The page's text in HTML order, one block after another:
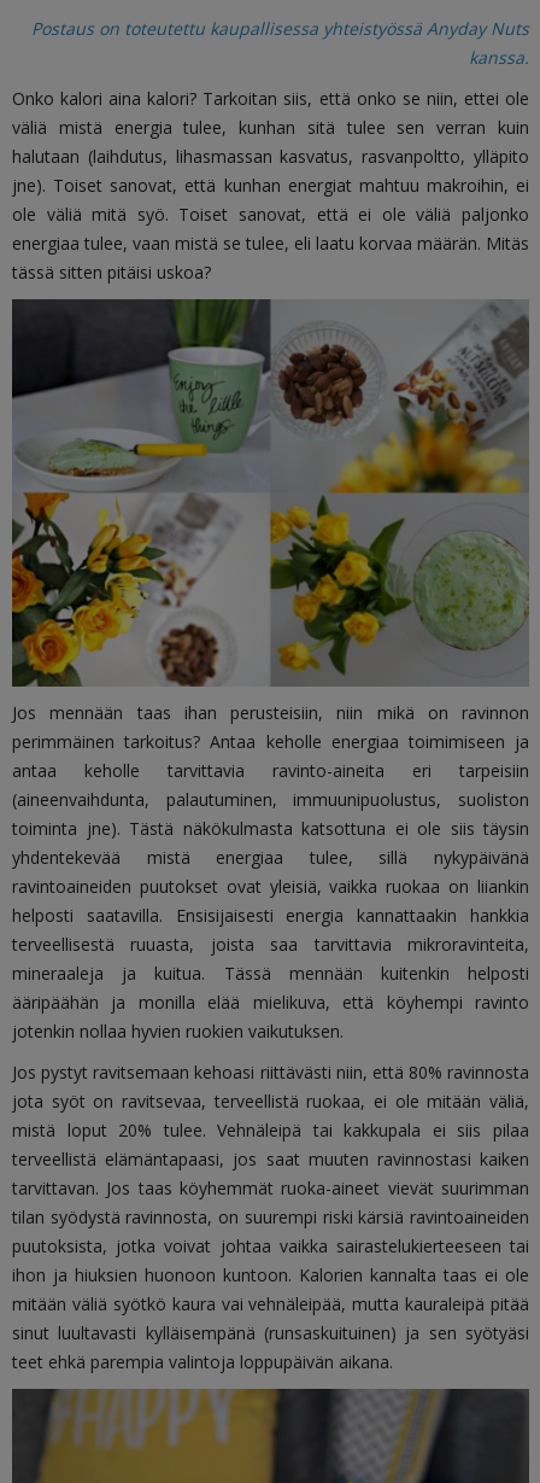
Postaus on toteutettu kaupallisessa yhteistyössä Anyday Nuts
kanssa.
Onko kalori aina kalori? Tarkoitan siis, että onko se niin, ettei ole
väliä mistä energia tulee, kunhan sitä tulee sen verran kuin
halutaan (laihdutus, lihasmassan kasvatus, rasvanpoltto, ylläpito
jne). Toiset sanovat, että kunhan energiat mahtuu makroihin, ei
ole väliä mitä syö. Toiset sanovat, että ei ole väliä paljonko
energiaa tulee, vaan mistä se tulee, eli laatu korvaa määrän. Mitäs
tässä sitten pitäisi uskoa?
Jos mennään taas ihan perusteisiin, niin mikä on ravinnon
perimmäinen tarkoitus? Antaa keholle energiaa toimimiseen ja
antaa keholle tarvittavia ravinto-aineita eri tarpeisiin
(aineenvaihdunta, palautuminen, immuunipuolustus, suoliston
toiminta jne). Tästä näkökulmasta katsottuna ei ole siis täysin
yhdentekevää mistä energiaa tulee, sillä nykypäivänä
ravintoaineiden puutokset ovat yleisiä, vaikka ruokaa on liiankin
helposti saatavilla. Ensisijaisesti energia kannattaakin hankkia
terveellisestä ruuasta, joista saa tarvittavia mikroravinteita,
mineraaleja ja kuitua. Tässä mennään kuitenkin helposti
ääripäähän ja monilla elää mielikuva, että köyhempi ravinto
jotenkin nollaa hyvien ruokien vaikutuksen.
Jos pystyt ravitsemaan kehoasi riittävästi niin, että 80% ravinnosta
jota syöt on ravitsevaa, terveellistä ruokaa, ei ole mitään väliä,
mistä loput 20% tulee. Vehnäleipä tai kakkupala ei siis pilaa
terveellistä elämäntapaasi, jos saat muuten ravinnostasi kaiken
tarvittavan. Jos taas köyhemmät ruoka-aineet vievät suurimman
tilan syödystä ravinnosta, on suurempi riski kärsiä ravintoaineiden
puutoksista, jotka voivat johtaa vaikka sairastelukierteeseen tai
ihon ja hiuksien huonoon kuntoon. Kalorien kannalta taas ei ole
mitään väliä syötkö kaura vai vehnäleipää, mutta kauraleipä pitää
sinut luultavasti kylläisempänä (runsaskuituinen) ja sen syötyäsi
teet ehkä parempia valintoja loppupäivän aikana.